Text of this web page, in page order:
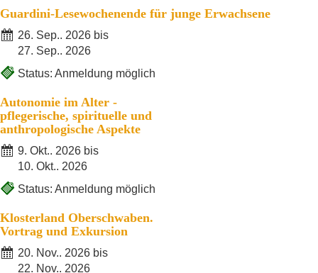
Guardini-Lesewochenende für junge Erwachsene
26. Sep.. 2026 bis
27. Sep.. 2026
Status: Anmeldung möglich
Autonomie im Alter -
pflegerische, spirituelle und
anthropologische Aspekte
9. Okt.. 2026 bis
10. Okt.. 2026
Status: Anmeldung möglich
Klosterland Oberschwaben.
Vortrag und Exkursion
20. Nov.. 2026 bis
22. Nov.. 2026